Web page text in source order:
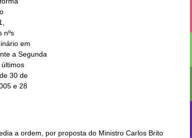
a ordem, por proposta do Ministro Carlos Brito